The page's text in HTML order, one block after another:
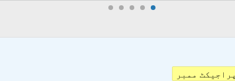
پراجیکٹ ممبر